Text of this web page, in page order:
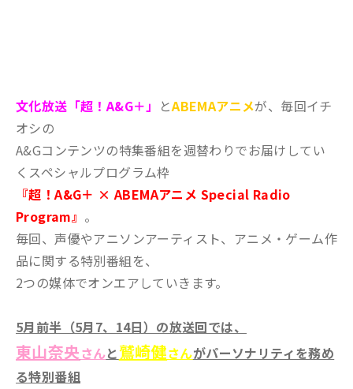
文化放送「超！A&G＋」 とABEMAアニメが、毎回イチ
オシの
A&Gコンテンツの特集番組を週替わりでお届けしてい
くスペシャルプログラム枠
『超！A&G＋ × ABEMAアニメ Special Radio
Program』 。
毎回、声優やアニソンアーティスト、アニメ・ゲーム作
品に関する特別番組を、
2つの媒体でオンエアしていきます。
5月前半（5月7、14日）の放送回では、
東山奈央さんと鷲崎健さんがパーソナリティを務め
る特別番組